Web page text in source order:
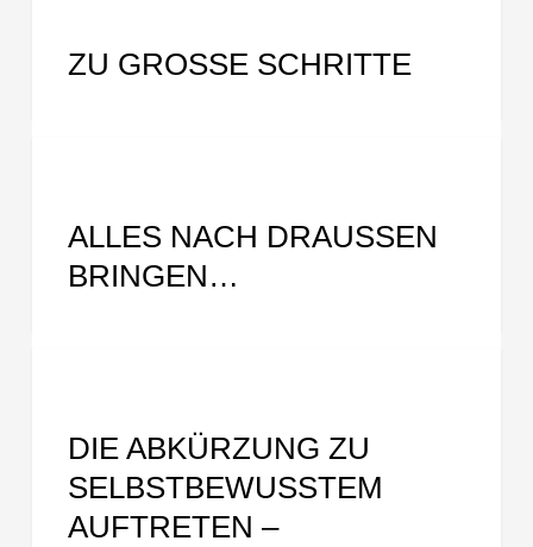
ZU GROSSE SCHRITTE
bringen…ALLES NACH DRAUSSEN B
RINGEN…
selbstbewusstem
Auftreten
Statusspiele
DIE ABKÜRZUNG ZU
SELBSTBEWUSSTEM
AUFTRETEN –